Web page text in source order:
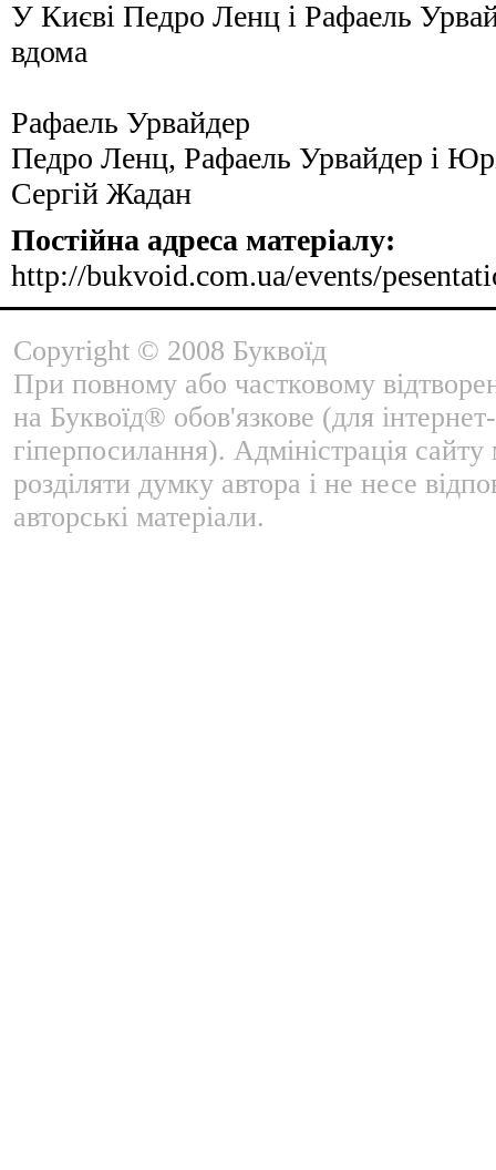
У Києві Педро Ленц і Рафаель
вдома
Рафаель Урвайдер
Педро Ленц, Рафаель Урвайдер і
Сергій Жадан
Постійна адреса матеріалу:
http://bukvoid.com.ua/events/
Copyright © 2008 Буквоїд
При повному або частковому
на Буквоїд® обов'язкове (для
гіперпосилання). Адміністрація
розділяти думку автора і не несе
авторські матеріали.